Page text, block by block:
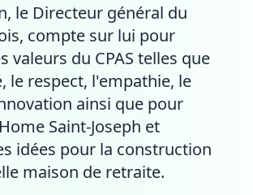
le Directeur général du
compte sur lui pour
valeurs du CPAS telles que
le respect, l'empathie, le
ainsi que pour
Saint-Joseph et
idées pour la construction
maison de retraite.